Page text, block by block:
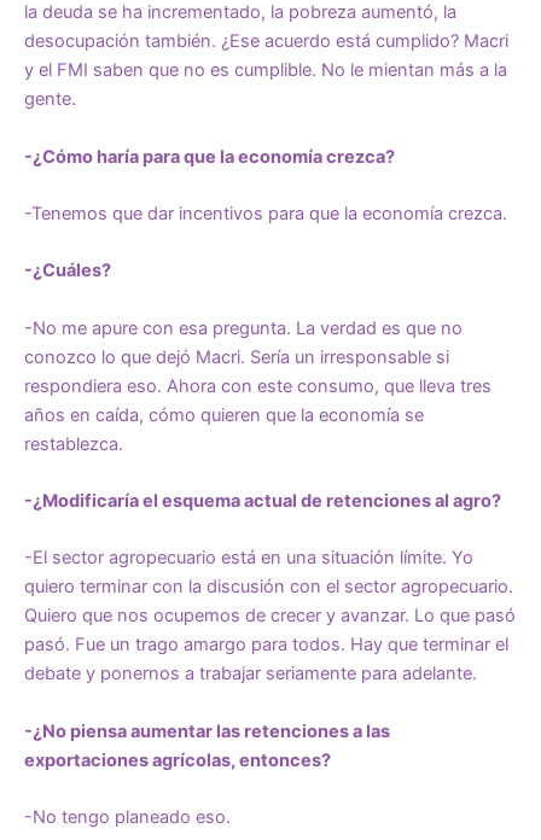
la deuda se ha incrementado, la pobreza aumentó, la
desocupación también. ¿Ese acuerdo está cumplido? Macri
y el FMI saben que no es cumplible. No le mientan más a la
gente.
-¿Cómo haría para que la economía crezca?
-Tenemos que dar incentivos para que la economía crezca.
-¿Cuáles?
-No me apure con esa pregunta. La verdad es que no
conozco lo que dejó Macri. Sería un irresponsable si
respondiera eso. Ahora con este consumo, que lleva tres
años en caída, cómo quieren que la economía se
restablezca.
-¿Modificaría el esquema actual de retenciones al agro?
-El sector agropecuario está en una situación límite. Yo
quiero terminar con la discusión con el sector agropecuario.
Quiero que nos ocupemos de crecer y avanzar. Lo que pasó
pasó. Fue un trago amargo para todos. Hay que terminar el
debate y ponernos a trabajar seriamente para adelante.
-¿No piensa aumentar las retenciones a las
exportaciones agrícolas, entonces?
-No tengo planeado eso.